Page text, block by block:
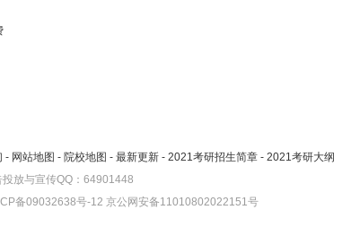
- 网站地图 - 院校地图 - 最新更新 - 2021考研招生简章 - 2021考研大纲
放与宣传QQ：64901448
备09032638号-12 京公网安备11010802022151号